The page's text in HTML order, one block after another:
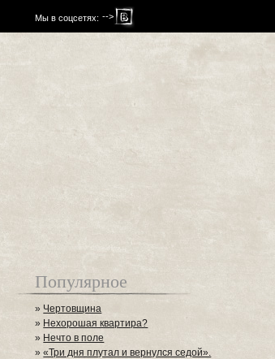
Мы в соцсетях: -->
Популярное
» Чертовщина
» Нехорошая квартира?
» Нечто в поле
»«Три дня плутал и вернулся седой».